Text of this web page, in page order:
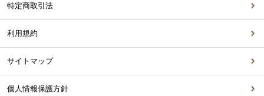
特定商取引法
利用規約
サイトマップ
個人情報保護方針